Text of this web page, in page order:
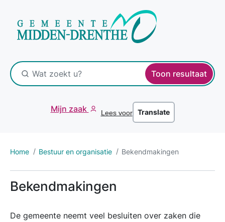
Toon resultaat
Mijn zaak Lees voor Translate
Home Bestuur en organisatie Bekendmakingen
Bekendmakingen
De gemeente neemt veel besluiten over zaken die